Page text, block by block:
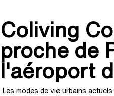
Coliving
proche de
l'aéroport
Les modes de vie urbains